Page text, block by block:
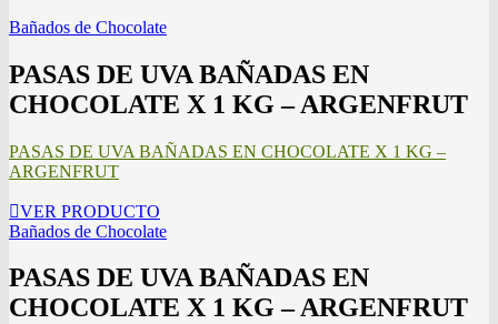
Bañados de Chocolate
PASAS DE UVA BAÑADAS EN
CHOCOLATE X 1 KG – ARGENFRUT
PASAS DE UVA BAÑADAS EN CHOCOLATE X 1 KG –
ARGENFRUT
VER PRODUCTO
Bañados de Chocolate
PASAS DE UVA BAÑADAS EN
CHOCOLATE X 1 KG – ARGENFRUT